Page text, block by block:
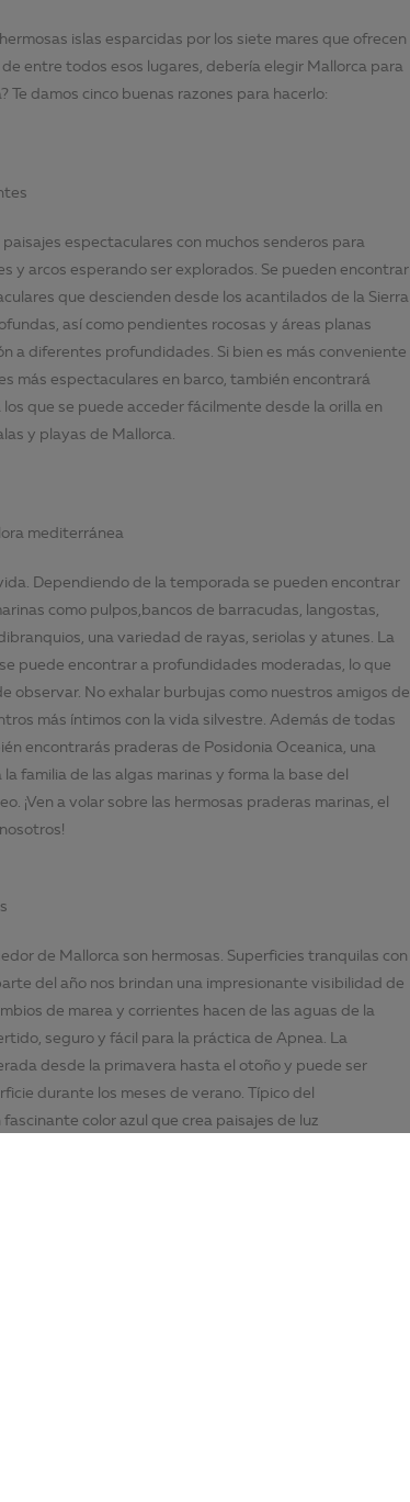
islas esparcidas por los siete mares que ofrecen
entre todos esos lugares, debería elegir Mallorca para
Te damos cinco buenas razones para hacerlo:
espectaculares con muchos senderos para
y arcos esperando ser explorados. Se pueden encontrar
que descienden desde los acantilados de la Sierra
así como pendientes rocosas y áreas planas
a diferentes profundidades. Si bien es más conveniente
más espectaculares en barco, también encontrará
que se puede acceder fácilmente desde la orilla en
y playas de Mallorca.
mediterránea
Dependiendo de la temporada se pueden encontrar
como pulpos,bancos de barracudas, langostas,
una variedad de rayas, seriolas y atunes. La
puede encontrar a profundidades moderadas, lo que
observar. No exhalar burbujas como nuestros amigos de
más íntimos con la vida silvestre. Además de todas
encontrarás praderas de Posidonia Oceanica, una
familia de las algas marinas y forma la base del
¡Ven a volar sobre las hermosas praderas marinas, el
de Mallorca son hermosas. Superficies tranquilas con
del año nos brindan una impresionante visibilidad de
de marea y corrientes hacen de las aguas de la
seguro y fácil para la práctica de Apnea. La
desde la primavera hasta el otoño y puede ser
durante los meses de verano. Típico del
color azul que crea paisajes de luz